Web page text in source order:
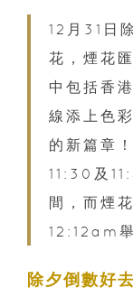
12月31日
花，煙花
中包括香
線添上色
的新篇章
11:30及
間，而煙
12:12am
除夕倒數好